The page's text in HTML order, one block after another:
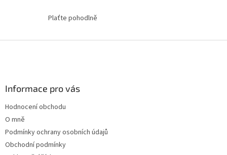
p
Plaťte pohodlně
Informace pro vás
Hodnocení obchodu
O mně
Podmínky ochrany osobních údajů
Obchodní podmínky